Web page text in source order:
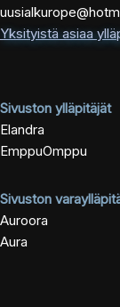
Yksityistä asiaa
Sivuston ylläpitäjät
Elandra
EmppuOmppu
Sivuston
Auroora
Aura